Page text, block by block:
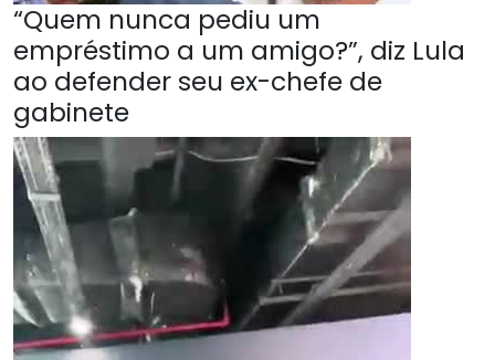
“Quem nunca pediu um
empréstimo a um amigo?”, diz Lula
ao defender seu ex-chefe de
gabinete